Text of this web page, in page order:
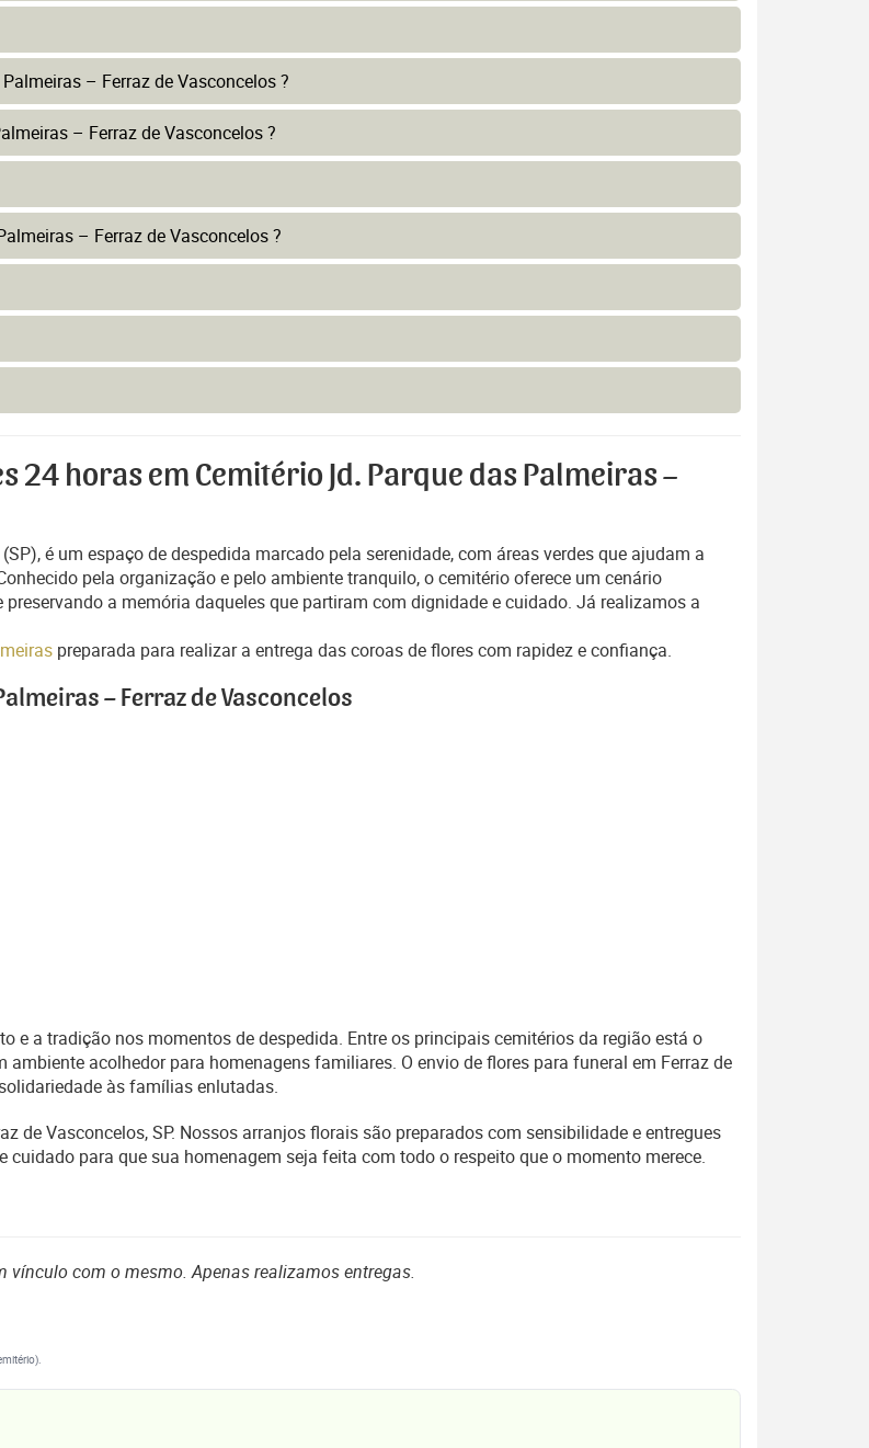
– Ferraz de Vasconcelos ?
– Ferraz de Vasconcelos ?
– Ferraz de Vasconcelos ?
24 horas em Cemitério Jd. Parque das Palmeiras –
é um espaço de despedida marcado pela serenidade, com áreas verdes que ajudam a
pela organização e pelo ambiente tranquilo, o cemitério oferece um cenário
a memória daqueles que partiram com dignidade e cuidado. Já realizamos a
preparada para realizar a entrega das coroas de flores com rapidez e confiança.
– Ferraz de Vasconcelos
e a tradição nos momentos de despedida. Entre os principais cemitérios da região está o
acolhedor para homenagens familiares. O envio de flores para funeral em Ferraz de
às famílias enlutadas.
de Vasconcelos, SP. Nossos arranjos florais são preparados com sensibilidade e entregues
para que sua homenagem seja feita com todo o respeito que o momento merece.
com o mesmo. Apenas realizamos entregas.